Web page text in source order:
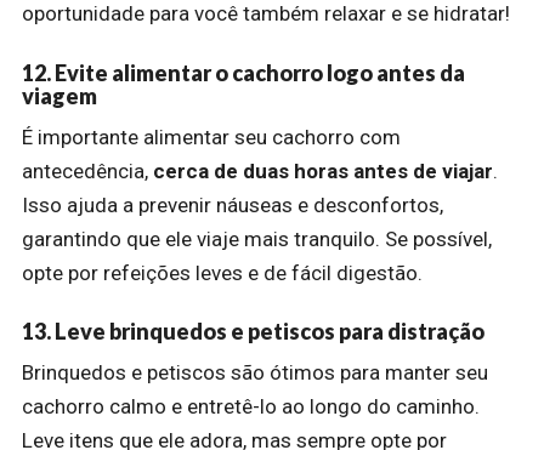
oportunidade para você também relaxar e se hidratar!
12. Evite alimentar o cachorro logo antes da
viagem
É importante alimentar seu cachorro com
antecedência, cerca de duas horas antes de viajar.
Isso ajuda a prevenir náuseas e desconfortos,
garantindo que ele viaje mais tranquilo. Se possível,
opte por refeições leves e de fácil digestão.
13. Leve brinquedos e petiscos para distração
Brinquedos e petiscos são ótimos para manter seu
cachorro calmo e entretê-lo ao longo do caminho.
Leve itens que ele adora, mas sempre opte por